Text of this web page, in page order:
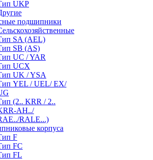
UKP
подшипники
SA (AEL)
SB (AS)
UC / YAR
UCX
UK / YSA
YEL / UEL/ EX/
(2.. KRR / 2..
AH../
RALE...)
корпуса
F
FC
FL